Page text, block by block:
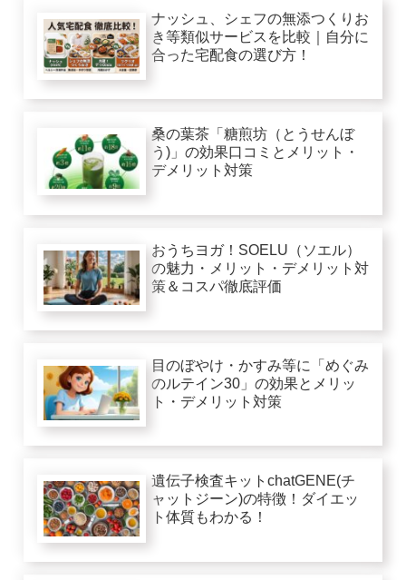
ナッシュ、シェフの無添つくりお
き等類似サービスを比較｜自分に
合った宅配食の選び方！
桑の葉茶「糖煎坊（とうせんぼ
う)」の効果口コミとメリット・
デメリット対策
おうちヨガ！SOELU（ソエル）
の魅力・メリット・デメリット対
策＆コスパ徹底評価
目のぼやけ・かすみ等に「めぐみ
のルテイン30」の効果とメリッ
ト・デメリット対策
遺伝子検査キットchatGENE(チ
ャットジーン)の特徴！ダイエッ
ト体質もわかる！